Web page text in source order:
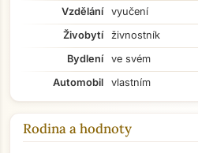
Vzdělání
vyučení
Živobytí
živnostník
Bydlení
ve svém
Automobil
vlastním
Rodina a hodnoty